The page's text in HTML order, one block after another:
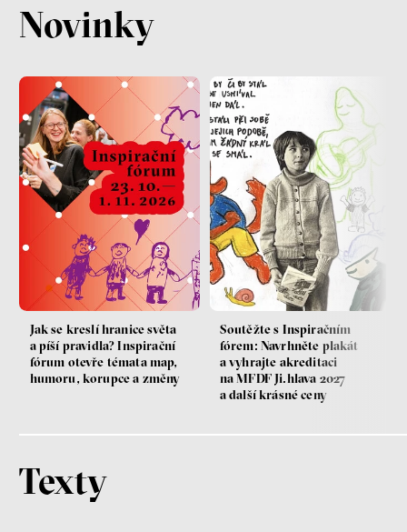
Novinky
Jak se kreslí hranice světa
a píší pravidla? Inspirační
fórum otevře témata map,
humoru, korupce a změny
Soutěžte s Inspiračním
fórem: Navrhněte plakát
a vyhrajte akreditaci
na MFDF Ji.hlava 2027
a další krásné ceny
Texty